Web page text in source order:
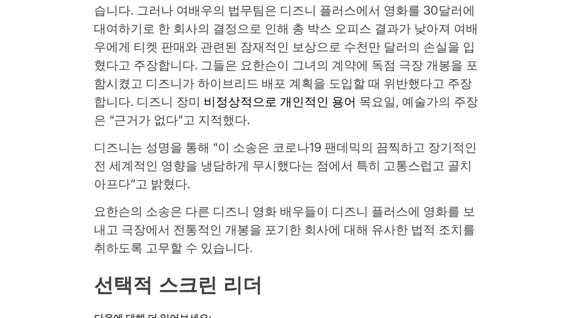
습니다. 그러나 여배우의 법무팀은 디즈니 플러스에서 영화를 30달러에
대여하기로 한 회사의 결정으로 인해 총 박스 오피스 결과가 낮아져 여배
우에게 티켓 판매와 관련된 잠재적인 보상으로 수천만 달러의 손실을 입
혔다고 주장합니다. 그들은 요한슨이 그녀의 계약에 독점 극장 개봉을 포
함시켰고 디즈니가 하이브리드 배포 계획을 도입할 때 위반했다고 주장
합니다. 디즈니 장미 비정상적으로 개인적인 용어 목요일, 예술가의 주장
은 “근거가 없다”고 지적했다.
디즈니는 성명을 통해 “이 소송은 코로나19 팬데믹의 끔찍하고 장기적인
전 세계적인 영향을 냉담하게 무시했다는 점에서 특히 고통스럽고 골치
아프다”고 밝혔다.
요한슨의 소송은 다른 디즈니 영화 배우들이 디즈니 플러스에 영화를 보
내고 극장에서 전통적인 개봉을 포기한 회사에 대해 유사한 법적 조치를
취하도록 고무할 수 있습니다.
선택적 스크린 리더